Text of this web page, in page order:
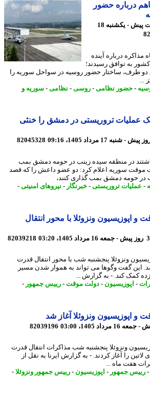
حضور
18 ساعت پیش - یکشنبه 18
از 18 ماه مذاکره درباره آینده
توافق رسیدند؛
ساختار حضور روسیه در سواحل سوریه را
-حضور نظامی-روسی-نظامی-سوریه و
تروریستی در دمشق را خنثی
82045328
در منطقه سیده زینب در حومه دمشق بمب
سوریه اعلام کرد: دو عضو داعش را که قصد
دمشق بمب گذاری کنند،
تروریستی-خبرنگار -نیروهای امنیتی-
ونزوئلا با محور انتقال
82039218
ونزوئلا پنجشنبه شب با محور انتقال قدرت
گفت وگوها می تواند به هموار شدن مسیر
کمک کند. - به گزارش ...
اپوزیسیون-دولت موقت-رییس جمهور-
ونزوئلا آغاز شد
82039196
ونزوئلا پنجشنبه شب مذاکرات انتقال قدرت
را آغاز کردند. - به گزارش ایرنا به نقل از
هفت ماه ...
جمهور-اپوزیسیون-رییس جمهور ونزوئلا-